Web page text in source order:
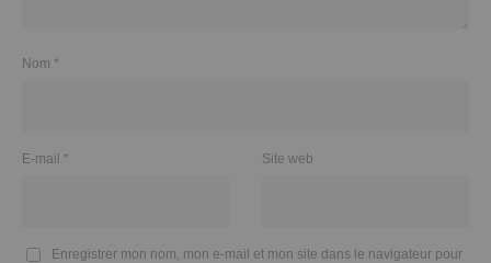
Nom *
E-mail * Site web
Enregistrer mon nom, mon e-mail et mon site dans le navigateur pour